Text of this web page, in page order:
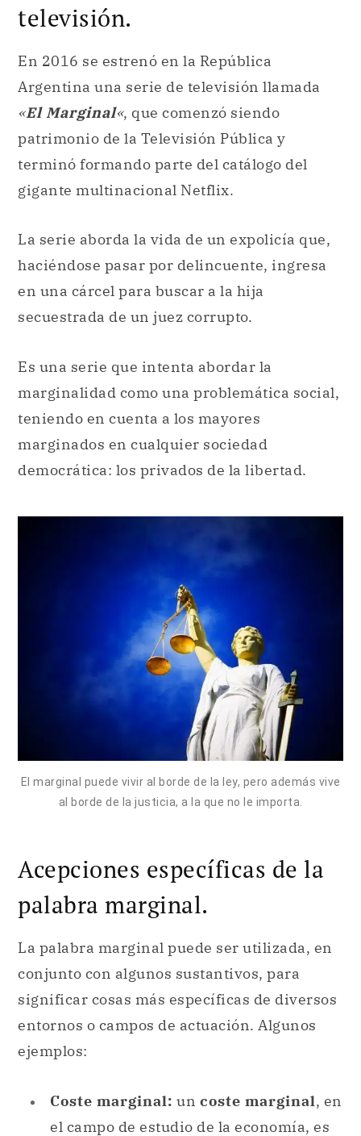
televisión.
En 2016 se estrenó en la República
Argentina una serie de televisión llamada
«El Marginal«, que comenzó siendo
patrimonio de la Televisión Pública y
terminó formando parte del catálogo del
gigante multinacional Netflix.
La serie aborda la vida de un expolicía que,
haciéndose pasar por delincuente, ingresa
en una cárcel para buscar a la hija
secuestrada de un juez corrupto.
Es una serie que intenta abordar la
marginalidad como una problemática social,
teniendo en cuenta a los mayores
marginados en cualquier sociedad
democrática: los privados de la libertad.
El marginal puede vivir al borde de la ley, pero además vive
al borde de la justicia, a la que no le importa.
Acepciones específicas de la
palabra marginal.
La palabra marginal puede ser utilizada, en
conjunto con algunos sustantivos, para
significar cosas más específicas de diversos
entornos o campos de actuación. Algunos
ejemplos:
Coste marginal: un coste marginal, en
el campo de estudio de la economía, es